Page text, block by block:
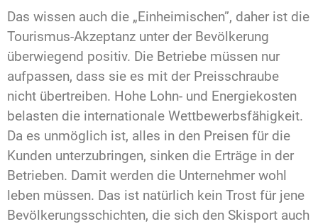
Das wissen auch die „Einheimischen”, daher ist die
Tourismus-Akzeptanz unter der Bevölkerung
überwiegend positiv. Die Betriebe müssen nur
aufpassen, dass sie es mit der Preisschraube
nicht übertreiben. Hohe Lohn- und Energiekosten
belasten die internationale Wettbewerbsfähigkeit.
Da es unmöglich ist, alles in den Preisen für die
Kunden unterzubringen, sinken die Erträge in der
Betrieben. Damit werden die Unternehmer wohl
leben müssen. Das ist natürlich kein Trost für jene
Bevölkerungsschichten, die sich den Skisport auch